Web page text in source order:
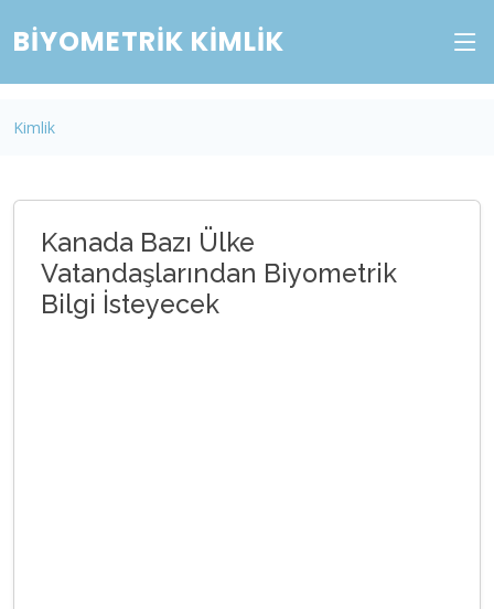
BIYOMETRIK KIMLIK
Kimlik
Kanada Bazı Ülke
Vatandaşlarından Biyometrik
Bilgi İsteyecek